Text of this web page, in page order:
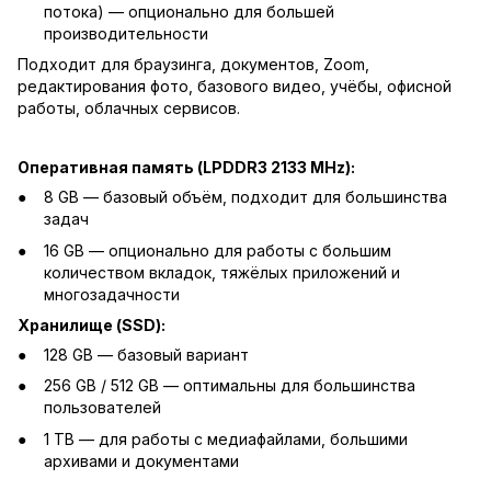
потока) — опционально для большей
производительности
Подходит для браузинга, документов, Zoom,
редактирования фото, базового видео, учёбы, офисной
работы, облачных сервисов.
Оперативная память (LPDDR3 2133 MHz):
8 GB — базовый объём, подходит для большинства
задач
16 GB — опционально для работы с большим
количеством вкладок, тяжёлых приложений и
многозадачности
Хранилище (SSD):
128 GB — базовый вариант
256 GB / 512 GB — оптимальны для большинства
пользователей
1 TB — для работы с медиафайлами, большими
архивами и документами